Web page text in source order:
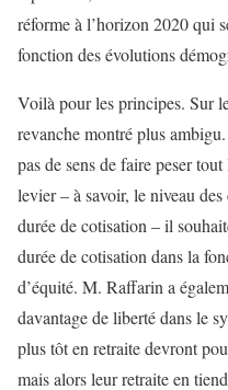
réforme à l’horizon 2020 qui
fonction des évolutions
Voilà pour les principes. Sur
revanche montré plus
pas de sens de faire peser
levier – à savoir, le niveau
durée de cotisation – il
durée de cotisation dans la
d’équité. M. Raffarin a
davantage de liberté dans le
plus tôt en retraite devront
mais alors leur retraite en